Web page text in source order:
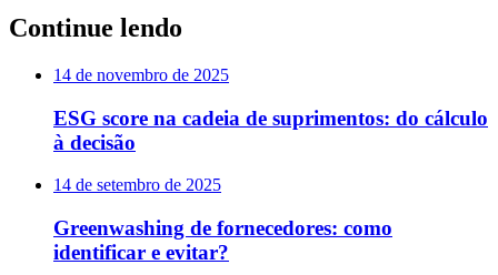
Continue lendo
14 de novembro de 2025
ESG score na cadeia de suprimentos: do cálculo
à decisão
14 de setembro de 2025
Greenwashing de fornecedores: como
identificar e evitar?